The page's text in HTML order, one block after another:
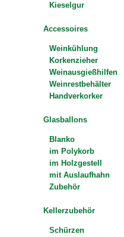
Kieselgur
Accessoires
Weinkühlung
Korkenzieher
Weinausgießhilfen
Weinrestbehälter
Handverkorker
Glasballons
Blanko
im Polykorb
im Holzgestell
mit Auslaufhahn
Zubehör
Kellerzubehör
Schürzen